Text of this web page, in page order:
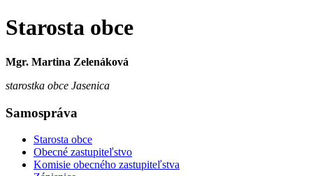
Starosta obce
Mgr. Martina Zelenáková
starostka obce Jasenica
Samospráva
Starosta obce
Obecné zastupiteľstvo
Komisie obecného zastupiteľstva